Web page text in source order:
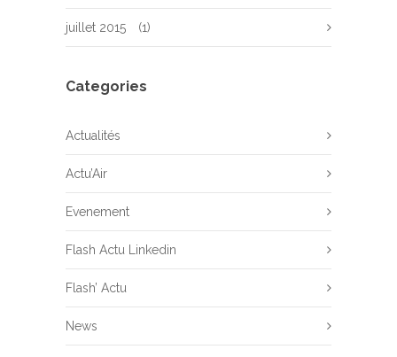
juillet 2015 (1)
Categories
Actualités
Actu’Air
Evenement
Flash Actu Linkedin
Flash’ Actu
News